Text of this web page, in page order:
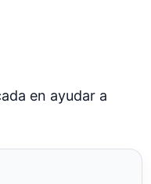
en ayudar a